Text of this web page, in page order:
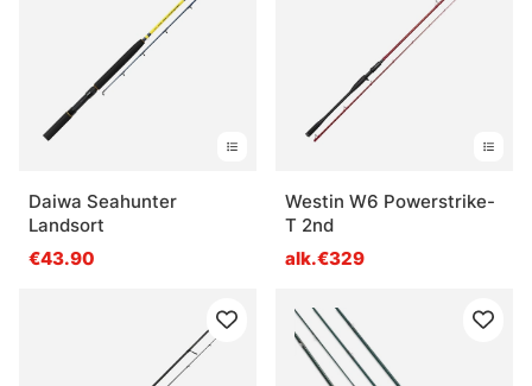
Daiwa Seahunter
Landsort
€43.90
Westin W6 Powerstrike-
T 2nd
alk.€329